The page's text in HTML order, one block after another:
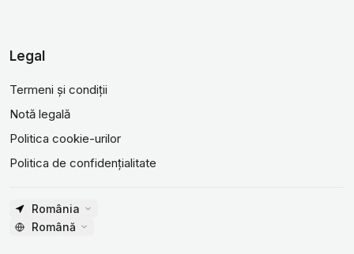
Legal
Termeni și condiții
Notă legală
Politica cookie-urilor
Politica de confidențialitate
România
Română